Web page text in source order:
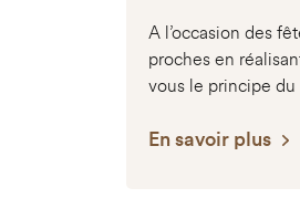
A l’occasion des
proches en
vous le principe du
En savoir plus